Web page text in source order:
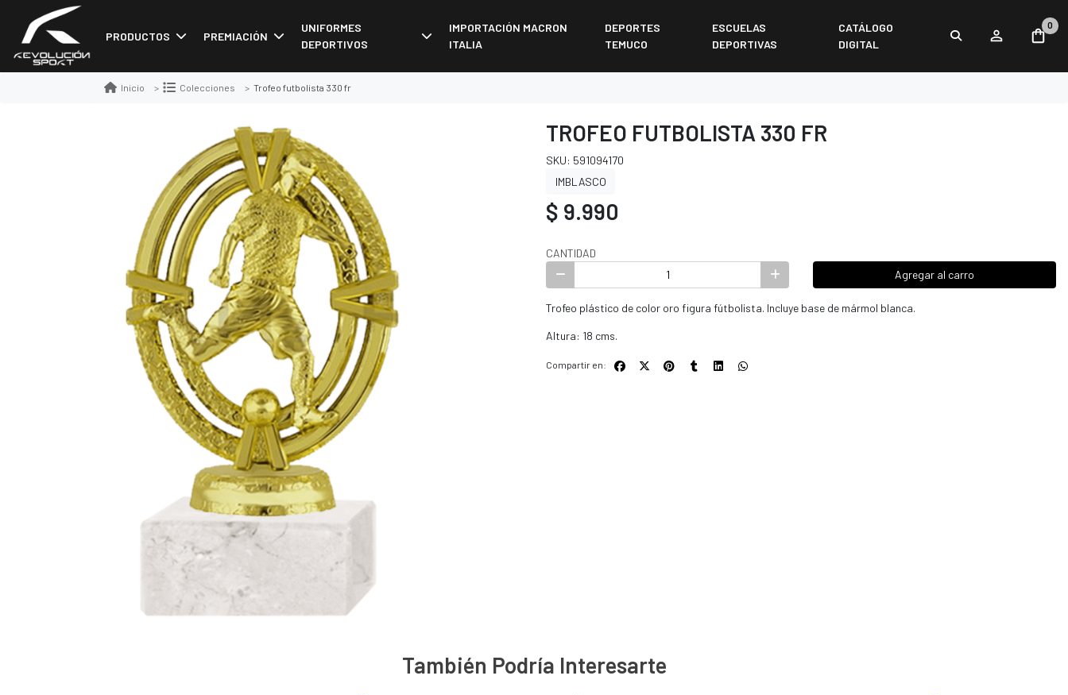
PRODUCTOS PREMIACIÓN
UNIFORMES
DEPORTIVOS
IMPORTACIÓN MACRON
ITALIA
DEPORTES
TEMUCO
ESCUELAS
DEPORTIVAS
CATÁLOGO
DIGITAL
0
Inicio Colecciones Trofeo futbolista 330 fr
TROFEO FUTBOLISTA 330 FR
SKU: 591094170
IMBLASCO
$ 9.990
CANTIDAD
Agregar al carro
Trofeo plástico de color oro figura fútbolista. Incluye base de mármol blanca.
Altura: 18 cms.
Compartir en:
También Podría Interesarte